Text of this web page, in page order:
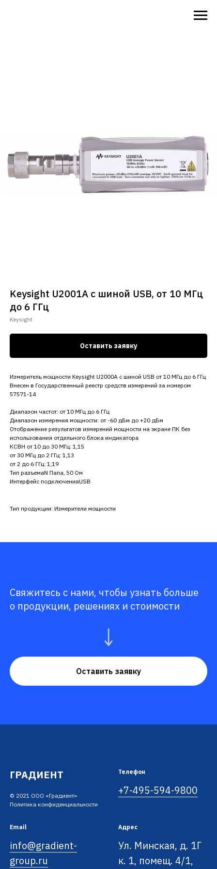
Keysight U2001A с шиной USB, от 10 МГц
до 6 ГГц
Keysight
Оставить заявку
Измеритель мощности Keysight U2000A с шиной USB от 10 МГц до 6 ГГц
Внесен в Государственный реестр средств измерений за номером
57571-14
Диапазон частот: от 10 МГц до 6 ГГц
Диапазон измерения мощности: от -60 дБм до +20 дБм
Отображение результатов измерений мощности на экране ПК без
использования отдельного блока индикатора
КСВН от 10 до 30 МГц: 1,15
от 30 МГц до 2 ГГц: 1,13
от 2 до 6 ГГц: 1,19
Тип разъемаN Папа, 50 Ом
Интерфейс подключенияUSB
Тип продукции: Измерители мощности
Свяжитесь с нами, чтобы узнать больше
о продукции, решениях и стоимости
Оставить заявку
ГРАДИЕНТ
© 2021 ООО «Градиент»
Политика конфиденциальности
Телефон
+7-495-594-9800
Email
info@gradient-
group.ru
Адрес
Ул. Минская, д. 1Г
к. 1, помещ. 4/1,